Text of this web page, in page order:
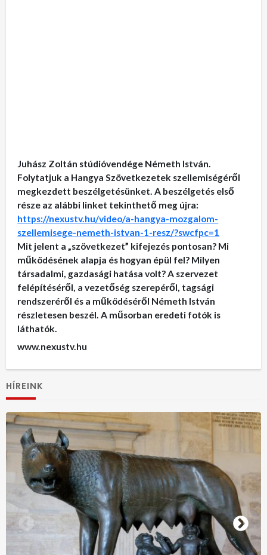
Juhász Zoltán stúdióvendége Németh István.
Folytatjuk a Hangya Szövetkezetek szellemiségéről
megkezdett beszélgetésünket. A beszélgetés első
része az alábbi linket tekinthető meg újra:
https://nexustv.hu/video/a-hangya-mozgalom-
szellemisege-nemeth-istvan-1-resz/?swcfpc=1
Mit jelent a „szövetkezet” kifejezés pontosan? Mi
működésének alapja és hogyan épül fel? Milyen
társadalmi, gazdasági hatása volt? A szervezet
felépítéséről, a vezetőség szerepéről, tagsági
rendszeréről és a működéséről Németh István
részletesen beszél. A műsorban eredeti fotók is
láthatók.
www.nexustv.hu
HÍREINK